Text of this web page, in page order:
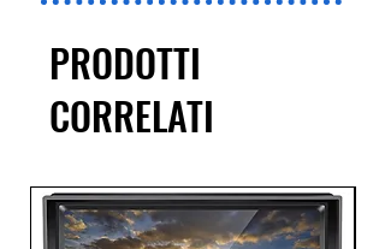
PRODOTTI
CORRELATI